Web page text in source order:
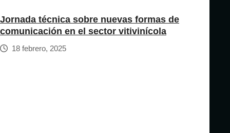
Jornada técnica sobre nuevas formas de
comunicación en el sector vitivinícola
18 febrero, 2025